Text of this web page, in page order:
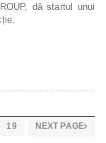
dă startul unui
19 NEXT PAGE